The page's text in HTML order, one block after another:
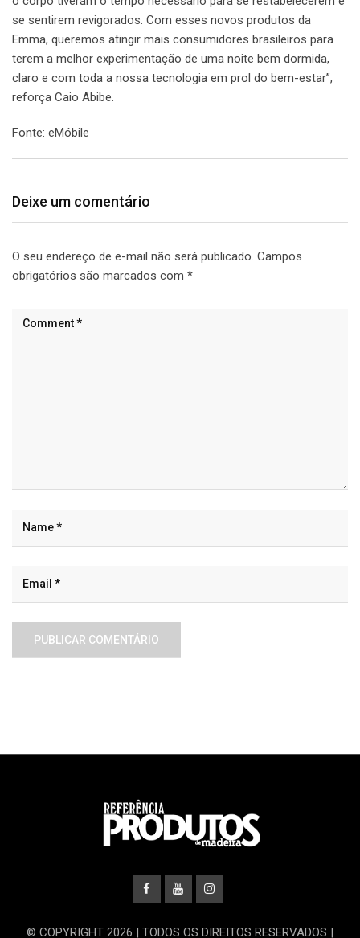
se sentirem revigorados. Com esses novos produtos da
Emma, queremos atingir mais consumidores brasileiros para
terem a melhor experimentação de uma noite bem dormida,
claro e com toda a nossa tecnologia em prol do bem-estar”,
reforça Caio Abibe.
Fonte: eMóbile
Deixe um comentário
O seu endereço de e-mail não será publicado. Campos
obrigatórios são marcados com *
© COPYRIGHT 2026 | TODOS OS DIREITOS RESERVADOS |